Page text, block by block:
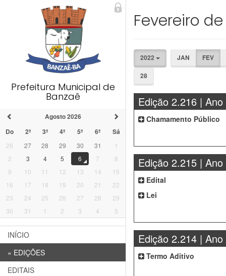
Prefeitura Municipal de
Banzaê
Agosto 2026
Do
2ª 3ª 4ª 5ª 6ª Sá
26 27 28 29 30 31
1
2
3 4 5 6 7
8
9
10 11 12 13 14
15
16
17 18 19 20 21
22
23
24 25 26 27 28
29
30
31 1 2 3 4 5
INÍCIO
» EDIÇÕES
EDITAIS
Fevereiro
2022 JAN
FEV
28
Edição 2.216 | Ano
Chamamento Público
Edição 2.215 | Ano
Edital
Lei
Edição 2.214 | Ano
Termo Aditivo